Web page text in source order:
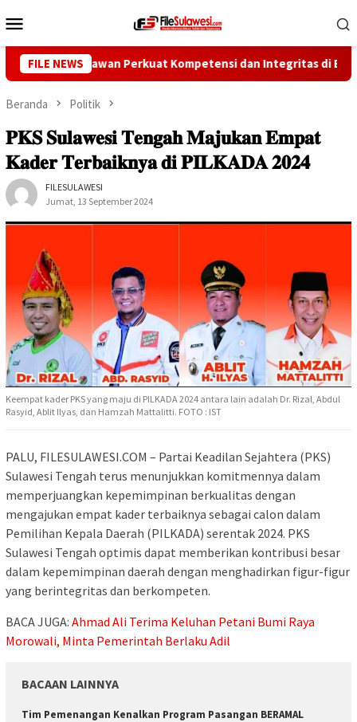
ke
Mobile
FILE NEWS
Wartawan Perkuat Kompetensi dan Integritas di Era Digital
Beranda Politik
𝐏𝐊𝐒 𝐒𝐮𝐥𝐚𝐰𝐞𝐬𝐢 𝐓𝐞𝐧𝐠𝐚𝐡 𝐌𝐚𝐣𝐮𝐤𝐚𝐧 𝐄𝐦𝐩𝐚𝐭
𝐊𝐚𝐝𝐞𝐫 𝐓𝐞𝐫𝐛𝐚𝐢𝐤𝐧𝐲𝐚 𝐝𝐢 𝐏𝐈𝐋𝐊𝐀𝐃𝐀 𝟐𝟎𝟐𝟒
FILESULAWESI
Jumat, 13 September 2024
Keempat kader PKS yang maju di PILKADA 2024 antara lain adalah Dr. Rizal, Abdul
Rasyid, Ablit Ilyas, dan Hamzah Mattalitti. FOTO : IST
PALU, FILESULAWESI.COM – Partai Keadilan Sejahtera (PKS)
Sulawesi Tengah terus menunjukkan komitmennya dalam
memperjuangkan kepemimpinan berkualitas dengan
mengajukan empat kader terbaiknya sebagai calon dalam
Pemilihan Kepala Daerah (PILKADA) serentak 2024. PKS
Sulawesi Tengah optimis dapat memberikan kontribusi besar
dalam kepemimpinan daerah dengan menghadirkan figur-figur
yang berintegritas dan berkompeten.
BACA JUGA: Ahmad Ali Terima Keluhan Petani Bumi Raya
Morowali, Minta Pemerintah Berlaku Adil
BACAAN LAINNYA
Tim Pemenangan Kenalkan Program Pasangan BERAMAL